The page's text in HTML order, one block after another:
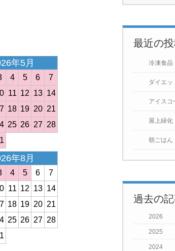
年5月
4 5 6
7
11 12 13 14
18 19 20 21
25 26 27 28
年8月
4 5 6
7
11 12 13 14
18 19 20 21
25 26 27 28
最近の
冷凍食品
ダイエッ
アイスコ
屋上緑化
朝ごはん
過去の
2026
2025
2024